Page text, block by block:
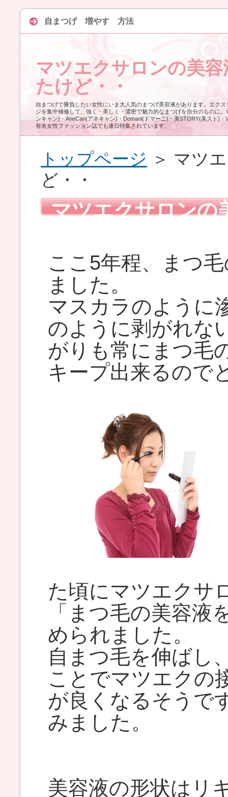
自まつげ 増やす 方法
マツエクサロンの美
たけど・・
自まつげで勝負したい女性にいま大人気のまつげ美容液があります。エク
ジを集中補修して、強く・美しく・濃密で魅力的なまつげを自分のものに
ンキャン)・AneCan(アネキャン)・Domani(ドマーニ)・美STORY(美スト)
有名女性ファッション誌でも連日特集されています。
トップページ ＞ マツ
ど・・
マツエクサロンの
ここ5年程、まつ
ました。
マスカラのように
のように剥がれな
がりも常にまつ毛
キープ出来るので
た頃にマツエクサ
「まつ毛の美容液
められました。
自まつ毛を伸ばし
ことでマツエクの
が良くなるそうで
みました。
美容液の形状はリ